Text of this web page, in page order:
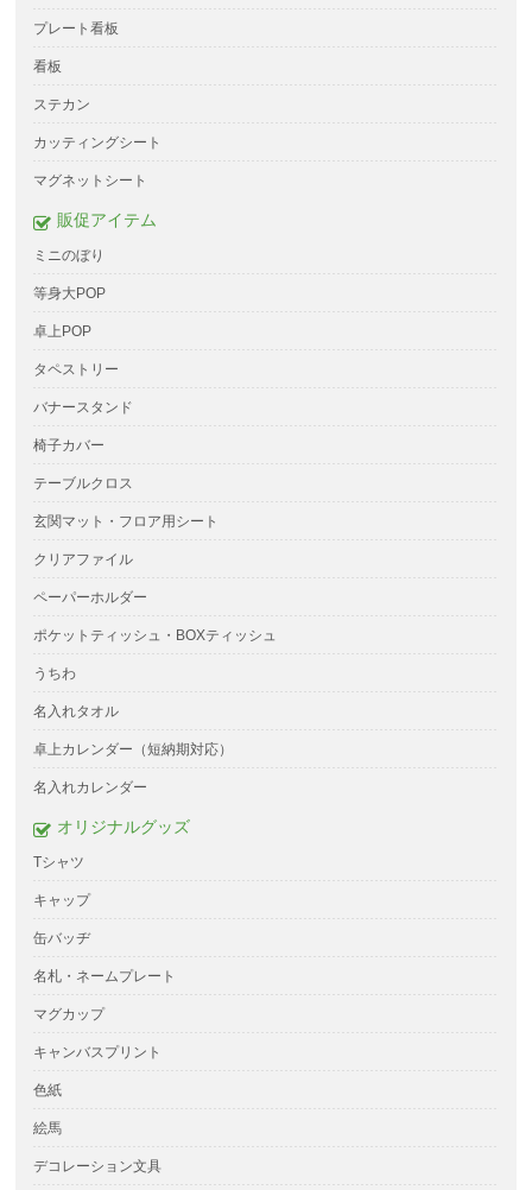
プレート看板
看板
ステカン
カッティングシート
マグネットシート
販促アイテム
ミニのぼり
等身大POP
卓上POP
タペストリー
バナースタンド
椅子カバー
テーブルクロス
玄関マット・フロア用シート
クリアファイル
ペーパーホルダー
ポケットティッシュ・BOXティッシュ
うちわ
名入れタオル
卓上カレンダー（短納期対応）
名入れカレンダー
オリジナルグッズ
Tシャツ
キャップ
缶バッヂ
名札・ネームプレート
マグカップ
キャンバスプリント
色紙
絵馬
デコレーション文具